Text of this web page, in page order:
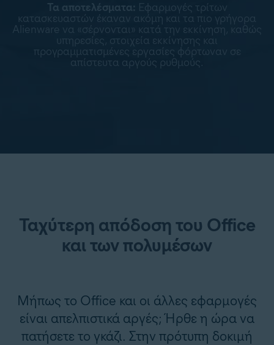
Τα αποτελέσματα: Εφαρμογές τρίτων
κατασκευαστών έκαναν ακόμη και τα πιο γρήγορα
Alienware να «σέρνονται» κατά την εκκίνηση, καθώς
υπηρεσίες, στοιχεία εκκίνησης και
προγραμματισμένες εργασίες φόρτωναν σε
απίστευτα αργούς ρυθμούς.
Ταχύτερη απόδοση του Office
και των πολυμέσων
Μήπως το Office και οι άλλες εφαρμογές
είναι απελπιστικά αργές; Ήρθε η ώρα να
πατήσετε το γκάζι. Στην πρότυπη δοκιμή